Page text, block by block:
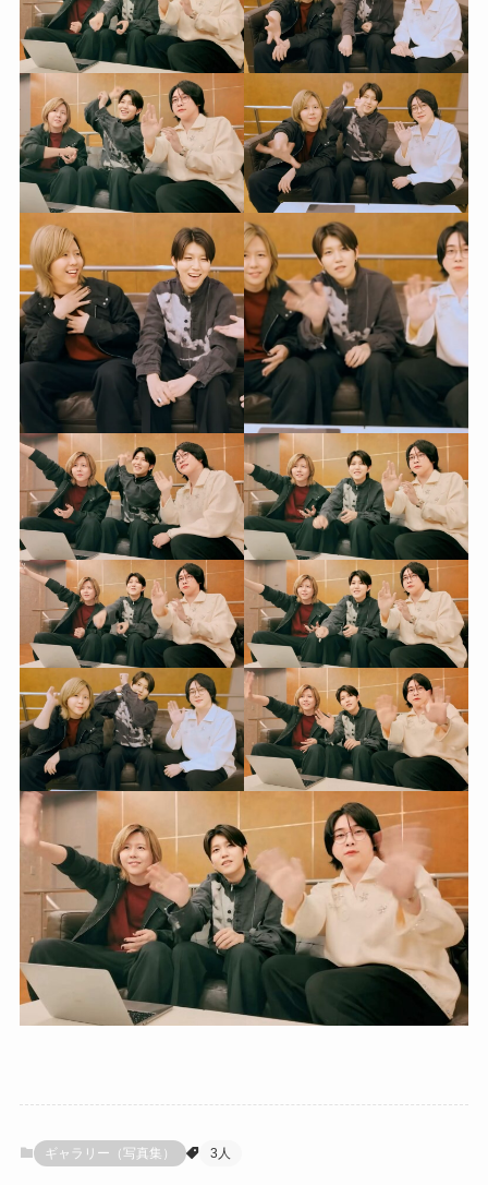
ギャラリー（写真集） 3人